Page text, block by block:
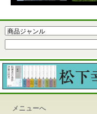
メニューへ